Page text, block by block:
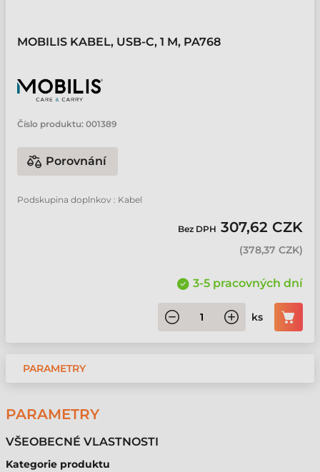
MOBILIS KABEL, USB-C, 1 M, PA768
Číslo produktu: 001389
Porovnání
Podskupina doplnkov : Kabel
Bez DPH 307,62 CZK
(378,37 CZK)
3-5 pracovných dní
ks
PARAMETRY
PARAMETRY
VŠEOBECNÉ VLASTNOSTI
Kategorie produktu